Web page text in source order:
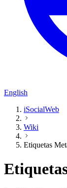
English
iSocialWeb
Wiki
Etiquetas